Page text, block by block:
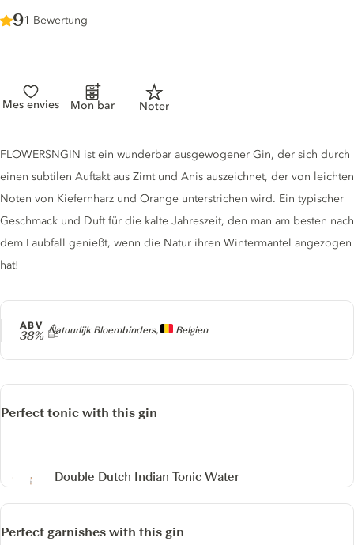
Score :
9/ 10
1 Bewertung
Mes envies Mon bar Noter
Producer
Natuurlijk Bloembinders, Belgien
ABV
38%
Gin description
FLOWERSNGIN ist ein wunderbar ausgewogener Gin, der sich durch
einen subtilen Auftakt aus Zimt und Anis auszeichnet, der von leichten
Noten von Kiefernharz und Orange unterstrichen wird. Ein typischer
Geschmack und Duft für die kalte Jahreszeit, den man am besten nach
dem Laubfall genießt, wenn die Natur ihren Wintermantel angezogen
hat!
Perfect tonic with this gin
Double Dutch Indian Tonic Water
Perfect garnishes with this gin